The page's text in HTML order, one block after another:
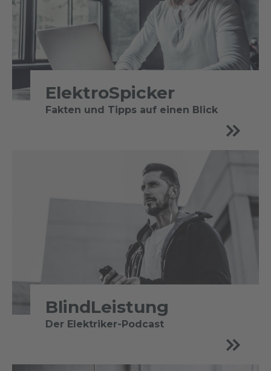
ElektroSpicker
Fakten und Tipps auf einen Blick
BlindLeistung
Der Elektriker-Podcast